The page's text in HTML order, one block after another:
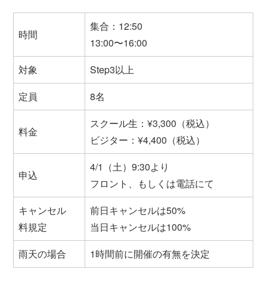
時間
集合：12:50
13:00〜16:00
対象
Step3以上
定員
8名
料金
スクール生：¥3,300（税込）
ビジター：¥4,400（税込）
申込
4/1（土）9:30より
フロント、もしくは電話にて
キャンセル
料規定
前日キャンセルは50%
当日キャンセルは100%
雨天の場合
1時間前に開催の有無を決定